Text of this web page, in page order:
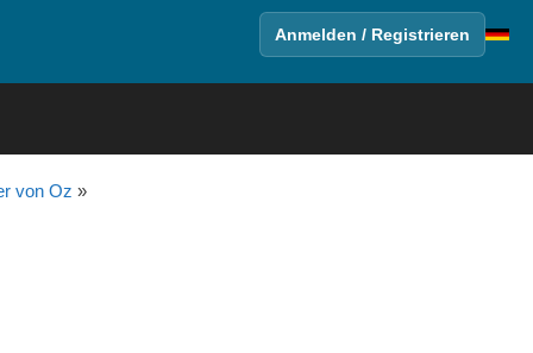
Anmelden / Registrieren
von Oz »